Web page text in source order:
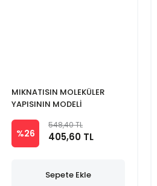
MIKNATISIN MOLEKÜLER
YAPISININ MODELİ
%26
548,40 TL
405,60 TL
Sepete Ekle